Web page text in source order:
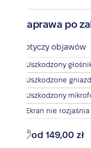
Naprawa po
Dotyczy objawów
Uszkodzony
Uszkodzone
Uszkodzony
Ekran nie
od 149,00 zł